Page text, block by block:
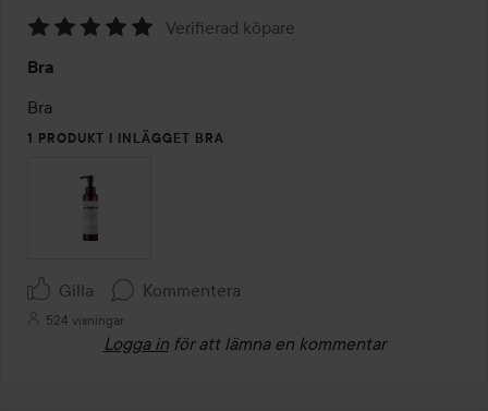
5
av
5
Verifierad köpare
Bra
Bra
1 PRODUKT I INLÄGGET BRA
Gilla Kommentera
524 visningar
Logga in för att lämna en kommentar